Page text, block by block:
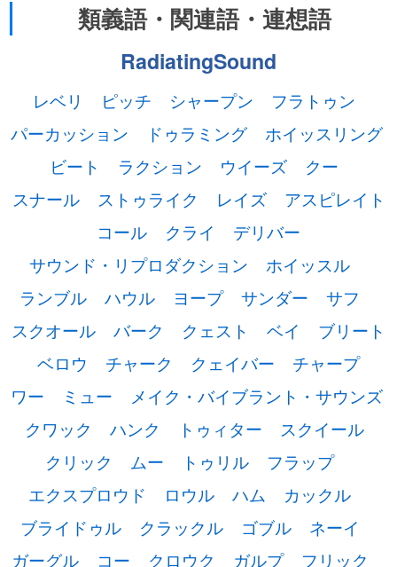
類義語・関連語・連想語
RadiatingSound
レベリ ピッチ シャープン
フラトゥン
パーカッション
ドゥラミング
ホイッスリング
ビート
ラクション ウイーズ
クー
スナール
ストゥライク レイズ
アスピレイト
コール
クライ
デリバー
サウンド・リプロダクション
ホイッスル
ランブル
ハウル ヨープ サンダー
サフ
スクオール
バーク クェスト ベイ
ブリート
ベロウ
チャーク クェイバー
チャープ
ワー
ミュー
メイク・バイブラント・サウンズ
クワック
ハンク トゥィター
スクイール
クリック
ムー トゥリル
フラップ
エクスプロウド
ロウル ハム
カックル
ブライドゥル
クラックル ゴブル
ネーイ
ガーグル
コー クロウク ガルプ フリック